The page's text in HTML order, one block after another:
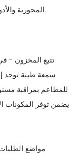
المحورية والأدوات التكميلية التي يمكن أن تحدث فرقًا كبيرًا.
سمعة طيبة توجد
للمطاعم بمراقبة
يضمن توفر المكونات
مواضع